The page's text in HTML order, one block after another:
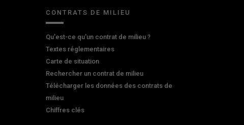
CONTRATS DE MILIEU
Qu'est-ce qu'un contrat de milieu ?
Textes réglementaires
Carte de situation
Rechercher un contrat de milieu
Télécharger les données des contrats de
milieu
Chiffres clés